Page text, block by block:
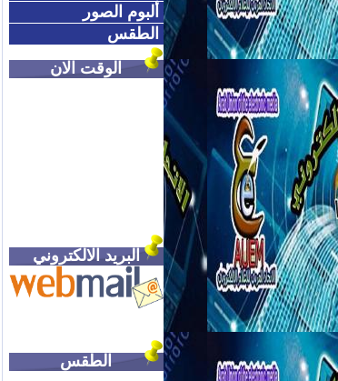
ألبوم الصور
الطقس
الوقت الان
البريد الالكتروني
الطقس